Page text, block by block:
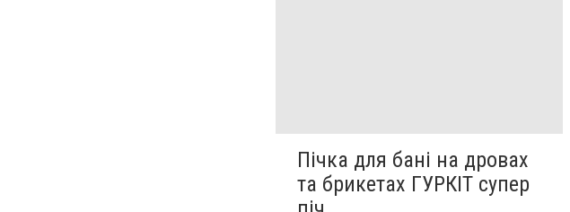
Пічка для бані на дровах
та брикетах ГУРКІТ супер